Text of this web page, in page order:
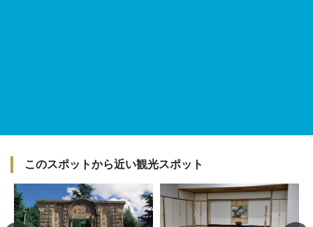
このスポットから近い観光スポット